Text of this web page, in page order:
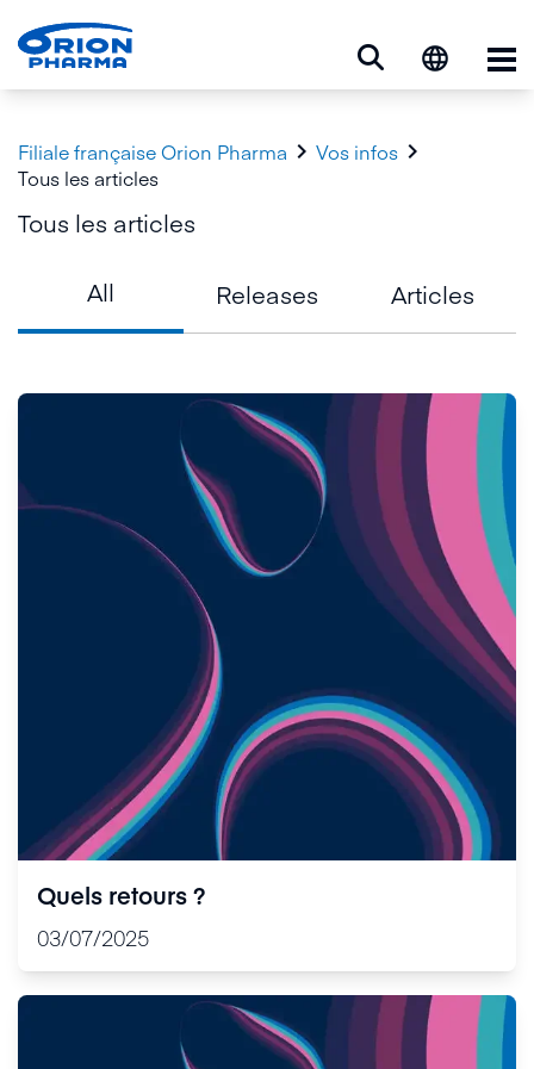
Filiale française Orion Pharma  Vos infos 
Tous les articles
Tous les articles
All Releases Articles
Quels retours ?
03/07/2025